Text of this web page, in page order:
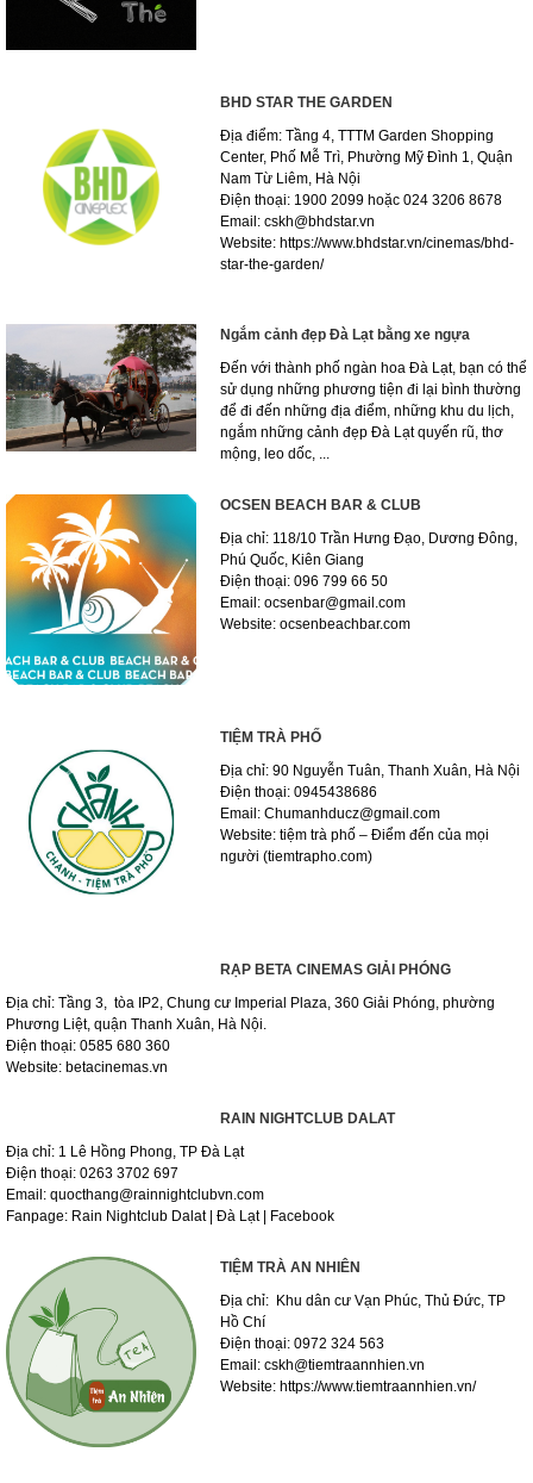
BHD STAR THE GARDEN
Địa điểm: Tầng 4, TTTM Garden Shopping
Center, Phố Mễ Trì, Phường Mỹ Đình 1, Quận
Nam Từ Liêm, Hà Nội
Điện thoại: 1900 2099 hoặc 024 3206 8678
Email: cskh@bhdstar.vn
Website: https://www.bhdstar.vn/cinemas/bhd-
star-the-garden/
Ngắm cảnh đẹp Đà Lạt bằng xe ngựa
Đến với thành phố ngàn hoa Đà Lạt, bạn có thể
sử dụng những phương tiện đi lại bình thường
để đi đến những địa điểm, những khu du lịch,
ngắm những cảnh đẹp Đà Lạt quyến rũ, thơ
mộng, leo dốc, ...
OCSEN BEACH BAR & CLUB
Địa chỉ: 118/10 Trần Hưng Đạo, Dương Đông,
Phú Quốc, Kiên Giang
Điện thoại: 096 799 66 50
Email: ocsenbar@gmail.com
Website: ocsenbeachbar.com
TIỆM TRÀ PHỐ
Địa chỉ: 90 Nguyễn Tuân, Thanh Xuân, Hà Nội
Điện thoại: 0945438686
Email: Chumanhducz@gmail.com
Website: tiệm trà phố – Điểm đến của mọi
người (tiemtrapho.com)
RẠP BETA CINEMAS GIẢI PHÓNG
Địa chỉ: Tầng 3, tòa IP2, Chung cư Imperial Plaza, 360 Giải Phóng, phường
Phương Liệt, quận Thanh Xuân, Hà Nội.
Điện thoại: 0585 680 360
Website: betacinemas.vn
RAIN NIGHTCLUB DALAT
Địa chỉ: 1 Lê Hồng Phong, TP Đà Lạt
Điện thoại: 0263 3702 697
Email: quocthang@rainnightclubvn.com
Fanpage: Rain Nightclub Dalat | Đà Lạt | Facebook
TIỆM TRÀ AN NHIÊN
Địa chỉ: Khu dân cư Vạn Phúc, Thủ Đức, TP
Hồ Chí
Điện thoại: 0972 324 563
Email: cskh@tiemtraannhien.vn
Website: https://www.tiemtraannhien.vn/